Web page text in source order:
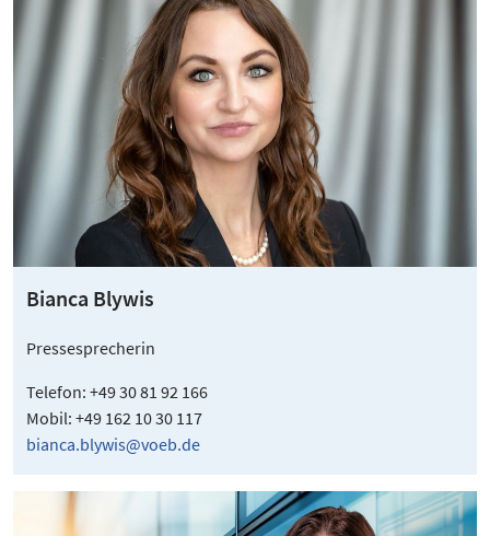
Bianca Blywis
Pressesprecherin
Telefon: +49 30 81 92 166
Mobil: +49 162 10 30 117
bianca.blywis@voeb.de